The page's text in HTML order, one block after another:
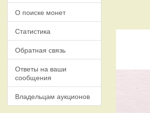
О поиске монет
Статистика
Обратная связь
Ответы на ваши
сообщения
Владельцам аукционов